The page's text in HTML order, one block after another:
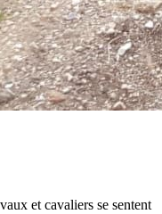
et cavaliers se sentent